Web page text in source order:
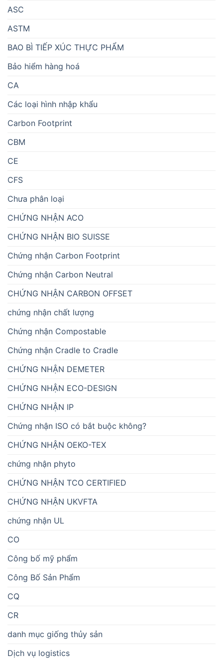
ASC
ASTM
BAO BÌ TIẾP XÚC THỰC PHẨM
Bảo hiểm hàng hoá
CA
Các loại hình nhập khẩu
Carbon Footprint
CBM
CE
CFS
Chưa phân loại
CHỨNG NHẬN ACO
CHỨNG NHẬN BIO SUISSE
Chứng nhận Carbon Footprint
Chứng nhận Carbon Neutral
CHỨNG NHẬN CARBON OFFSET
chứng nhận chất lượng
Chứng nhận Compostable
Chứng nhận Cradle to Cradle
CHỨNG NHẬN DEMETER
CHỨNG NHẬN ECO-DESIGN
CHỨNG NHẬN IP
Chứng nhận ISO có bắt buộc không?
CHỨNG NHẬN OEKO-TEX
chứng nhận phyto
CHỨNG NHẬN TCO CERTIFIED
CHỨNG NHẬN UKVFTA
chứng nhận UL
CO
Công bố mỹ phẩm
Công Bố Sản Phẩm
CQ
CR
danh mục giống thủy sản
Dịch vụ logistics